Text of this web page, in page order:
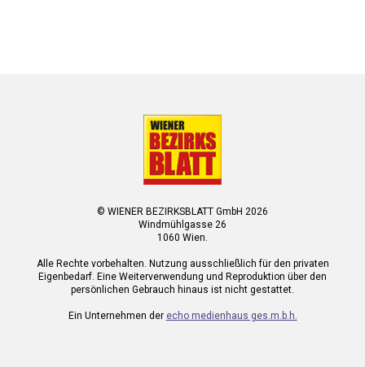
© WIENER BEZIRKSBLATT GmbH 2026
Windmühlgasse 26
1060 Wien.
Alle Rechte vorbehalten. Nutzung ausschließlich für den privaten
Eigenbedarf. Eine Weiterverwendung und Reproduktion über den
persönlichen Gebrauch hinaus ist nicht gestattet.
Ein Unternehmen der echo medienhaus ges.m.b.h.